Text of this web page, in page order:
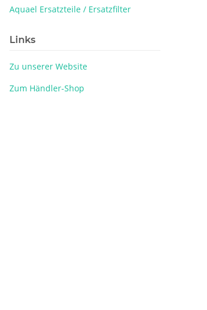
Aquael Ersatzteile / Ersatzfilter
Links
Zu unserer Website
Zum Händler-Shop